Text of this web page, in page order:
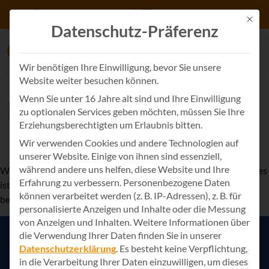
Zum Inhalt springen
Hallo Welt!
Startseite Hallo Welt!
Willkommen beiAppSphere IT-Lösungsanbieter Websites
. Dies
ist Ihr erster Beitrag. Bearbeiten oder löschen Sie ihn und
beginnen Sie mit dem Schreiben!
AppSphere Karriere
Mit
Datenschutz-Präferenz
Wir benötigen Ihre Einwilligung, bevor Sie unsere
Website weiter besuchen können.
Wenn Sie unter 16 Jahre alt sind und Ihre Einwilligung
zu optionalen Services geben möchten, müssen Sie Ihre
Erziehungsberechtigten um Erlaubnis bitten.
Wir verwenden Cookies und andere Technologien auf
unserer Website. Einige von ihnen sind essenziell,
während andere uns helfen, diese Website und Ihre
Erfahrung zu verbessern. Personenbezogene Daten
können verarbeitet werden (z. B. IP-Adressen), z. B. für
personalisierte Anzeigen und Inhalte oder die Messung
von Anzeigen und Inhalten.Weitere Informationen über
die Verwendung Ihrer Daten finden Sie in unserer
Datenschutzerklärung. Es besteht keine Verpflichtung,
in die Verarbeitung Ihrer Daten einzuwilligen, um dieses